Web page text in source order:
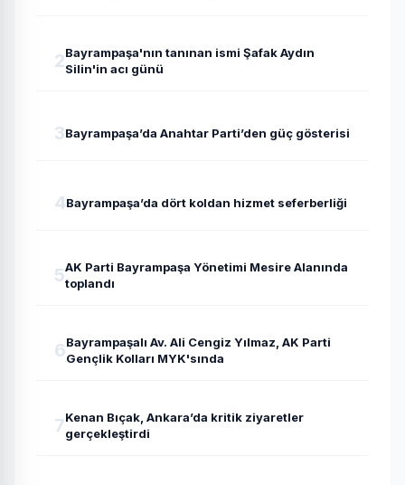
2Bayrampaşa'nın tanınan ismi Şafak Aydın
Silin'in acı günü
3Bayrampaşa’da Anahtar Parti’den güç gösterisi
4Bayrampaşa’da dört koldan hizmet seferberliği
5AK Parti Bayrampaşa Yönetimi Mesire Alanında
toplandı
6Bayrampaşalı Av. Ali Cengiz Yılmaz, AK Parti
Gençlik Kolları MYK'sında
7Kenan Bıçak, Ankara’da kritik ziyaretler
gerçekleştirdi